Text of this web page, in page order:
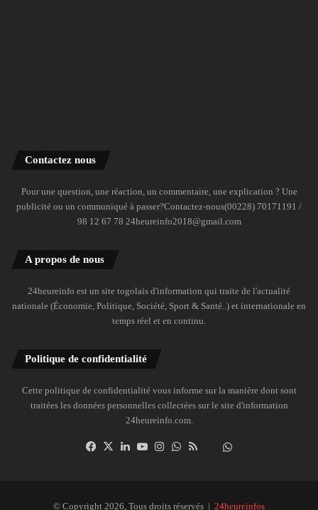
Contactez nous
Pour une question, une réaction, un commentaire, une explication ? Une
publicité ou un communiqué à passer?Contactez-nous(00228) 70171191 /
98 12 67 78 24heureinfo2018@gmail.com
A propos de nous
24heureinfo est un site togolais d'information qui traite de l'actualité
nationale (Économie, Politique, Société, Sport & Santé..) et internationale en
temps réel et en continu.
Politique de confidentialité
Cette politique de confidentialité vous informe sur la manière dont sont
traitées les données personnelles collectées sur le site d'information
24heureinfo.com.
Facebook
X LinkedinYouTubeInstagramWhatsAppDailymotion
© Copyright 2026, Tous droits réservés | 24heureinfos